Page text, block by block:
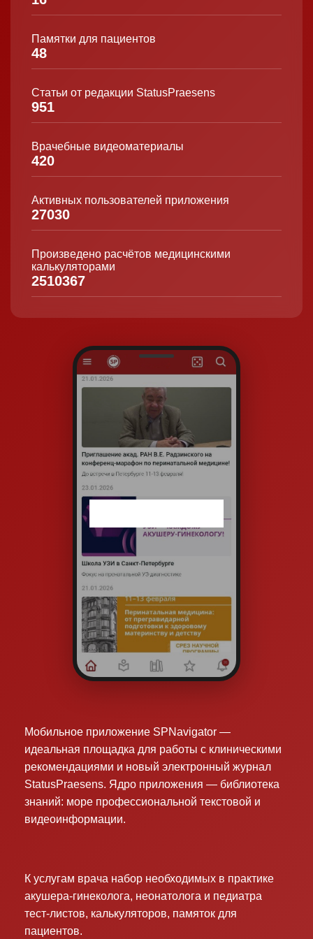
Памятки для пациентов
48
Статьи от редакции StatusPraesens
951
Врачебные видеоматериалы
420
Активных пользователей приложения
27030
Произведено расчётов медицинскими
калькуляторами
2510367
Мобильное приложение SPNavigator —
идеальная площадка для работы с клиническими
рекомендациями и новый электронный журнал
StatusPraesens. Ядро приложения — библиотека
знаний: море профессиональной текстовой и
видеоинформации.
К услугам врача набор необходимых в практике
акушера-гинеколога, неонатолога и педиатра
тест-листов, калькуляторов, памяток для
пациентов.